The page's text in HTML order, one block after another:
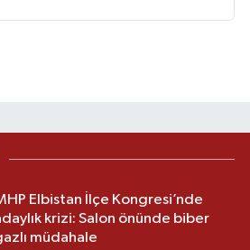
Elbistan İlçe Kongresi’nde
krizi: Salon önünde biber
müdahale